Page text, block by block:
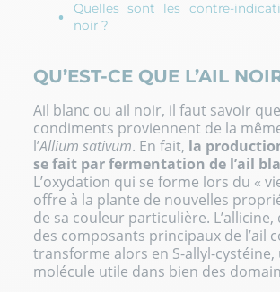
Quelles sont les contre-
noir ?
QU’EST-CE QUE L’AIL
Ail blanc ou ail noir, il faut savoir
condiments proviennent de la
l’Allium sativum. En fait, la
se fait par fermentation de l’ail
L’oxydation qui se forme lors du «
offre à la plante de nouvelles
de sa couleur particulière. L’allicine,
des composants principaux de l’ail
transforme alors en S-allyl-cystéine,
molécule utile dans bien des